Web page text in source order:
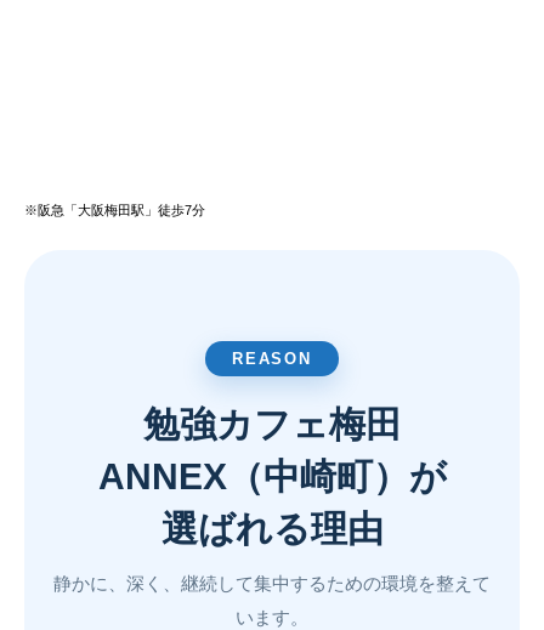
※阪急「大阪梅田駅」徒歩7分
REASON
勉強カフェ梅田
ANNEX（中崎町）が
選ばれる理由
静かに、深く、継続して集中するための環境を整えて
います。